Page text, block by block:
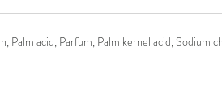
acid, Parfum, Palm kernel acid, Sodium